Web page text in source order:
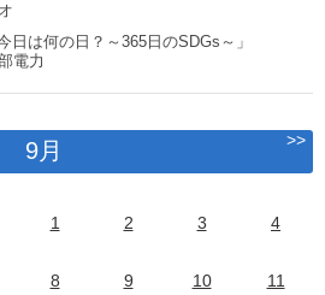
日は何の日？～365日のSDGs～」
電力
9月 >>
1 2 3 4
8 9 10 11